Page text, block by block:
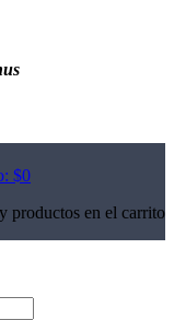
$0
productos en el carrito